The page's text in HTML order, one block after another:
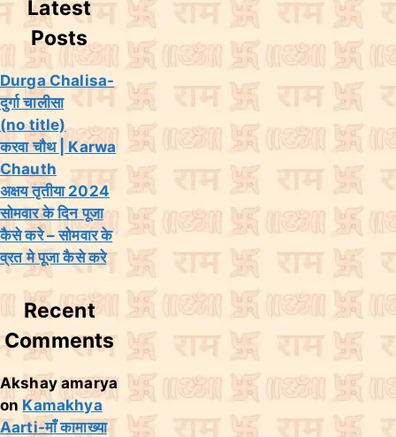
Latest
Posts
Durga Chalisa-
दुर्गा चालीसा
(no title)
करवा चौथ | Karwa
Chauth
अक्षय तृतीया 2024
सोमवार के दिन पूजा
कैसे करे – सोमवार के
व्रत मे पूजा कैसे करे
Recent
Comments
Akshay amarya
on Kamakhya
Aarti-माँ कामाख्या